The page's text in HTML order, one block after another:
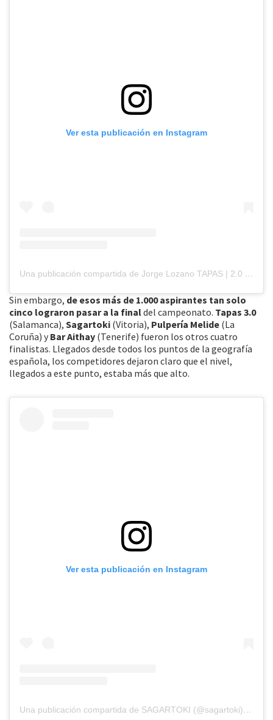
Ver esta publicación en Instagram
Una publicación compartida de Jorge Lozano TAPAS | 2.0 | 3.0 (@tapasdosytrespuntocero)
Sin embargo, de esos más de 1.000 aspirantes tan solo
cinco lograron pasar a la finaldel campeonato. Tapas 3.0
(Salamanca), Sagartoki (Vitoria), Pulpería Melide (La
Coruña) y Bar Aithay (Tenerife) fueron los otros cuatro
finalistas. Llegados desde todos los puntos de la geografía
española, los competidores dejaron claro que el nivel,
llegados a este punto, estaba más que alto.
Ver esta publicación en Instagram
Una publicación compartida de SAGARTOKI (@sagartoki)
el